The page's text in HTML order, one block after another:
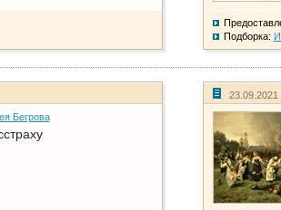
Подборка:
Бегрова